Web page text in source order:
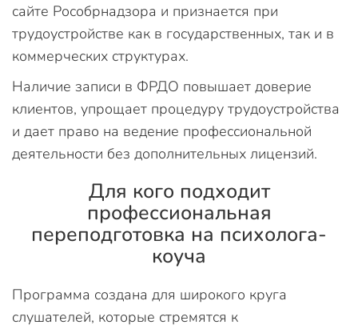
сайте Рособрнадзора и признается при
трудоустройстве как в государственных, так и в
коммерческих структурах.
Наличие записи в ФРДО повышает доверие
клиентов, упрощает процедуру трудоустройства
и дает право на ведение профессиональной
деятельности без дополнительных лицензий.
Для кого подходит
профессиональная
переподготовка на психолога-
коуча
Программа создана для широкого круга
слушателей, которые стремятся к